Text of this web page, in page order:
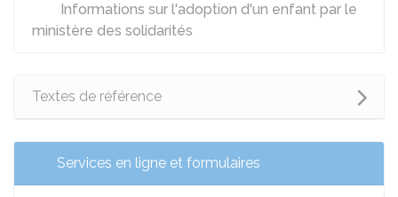
Informations sur l'adoption d'un enfant par le
ministère des solidarités
Textes de référence
Services en ligne et formulaires